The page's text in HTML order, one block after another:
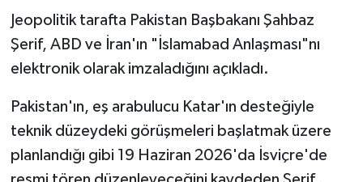
Jeopolitik tarafta Pakistan Başbakanı Şahbaz
Şerif, ABD ve İran'ın "İslamabad Anlaşması"nı
elektronik olarak imzaladığını açıkladı.
Pakistan'ın, eş arabulucu Katar'ın desteğiyle
teknik düzeydeki görüşmeleri başlatmak üzere
planlandığı gibi 19 Haziran 2026'da İsviçre'de